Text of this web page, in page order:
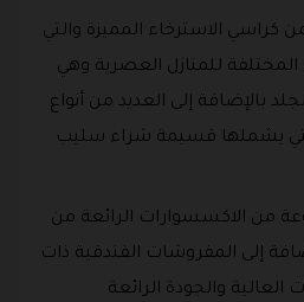
كراسي الاسترخاء المميزة والتي
للمنازل العصرية وهي
بالإضافة إلى العديد من أنواع
يشملها قسيمة شراء سليب
من الاكسسوارات الرائعة من
إلى المفروشات الفندقية ذات
العالية والجودة الرائعة